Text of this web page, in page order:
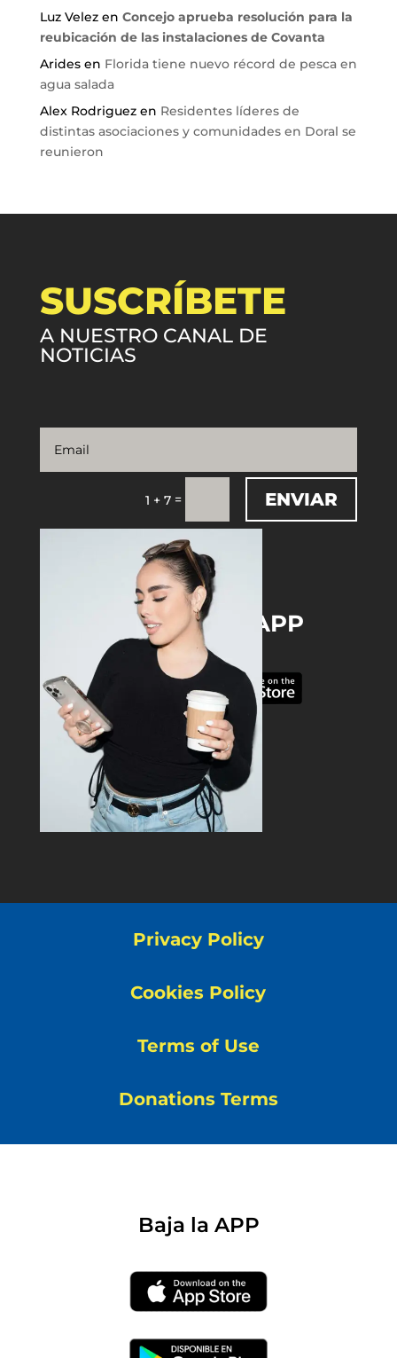
Luz Velezen Concejo aprueba resolución para la
reubicación de las instalaciones de Covanta
Aridesen Florida tiene nuevo récord de pesca en
agua salada
Alex Rodriguezen Residentes líderes de
distintas asociaciones y comunidades en Doral se
reunieron
SUSCRÍBETE
A NUESTRO CANAL DE
NOTICIAS
1 + 7 = ENVIAR
DOWNLOAD THE APP
Privacy Policy
Cookies Policy
Terms of Use
Donations Terms
Baja la APP